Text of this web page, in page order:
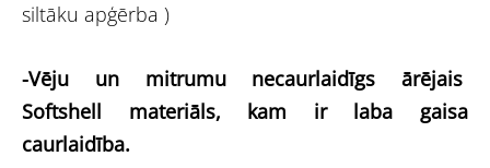
siltāku apģērba )
-Vēju un mitrumu necaurlaidīgs ārējais
Softshell materiāls, kam ir laba gaisa
caurlaidība.